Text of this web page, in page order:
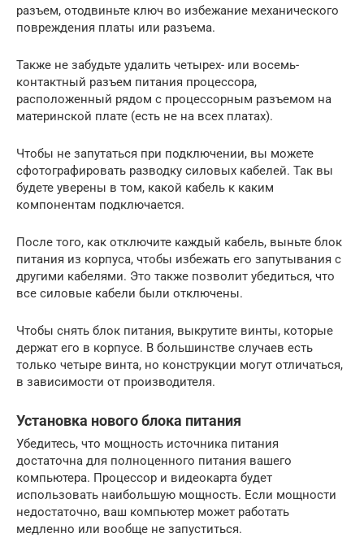
разъем, отодвиньте ключ во избежание механического
повреждения платы или разъема.
Также не забудьте удалить четырех- или восемь-
контактный разъем питания процессора,
расположенный рядом с процессорным разъемом на
материнской плате (есть не на всех платах).
Чтобы не запутаться при подключении, вы можете
сфотографировать разводку силовых кабелей. Так вы
будете уверены в том, какой кабель к каким
компонентам подключается.
После того, как отключите каждый кабель, выньте блок
питания из корпуса, чтобы избежать его запутывания с
другими кабелями. Это также позволит убедиться, что
все силовые кабели были отключены.
Чтобы снять блок питания, выкрутите винты, которые
держат его в корпусе. В большинстве случаев есть
только четыре винта, но конструкции могут отличаться,
в зависимости от производителя.
Установка нового блока питания
Убедитесь, что мощность источника питания
достаточна для полноценного питания вашего
компьютера. Процессор и видеокарта будет
использовать наибольшую мощность. Если мощности
недостаточно, ваш компьютер может работать
медленно или вообще не запуститься.